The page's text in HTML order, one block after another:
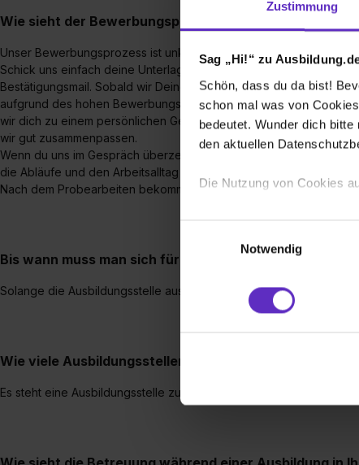
Zustimmung
Sag „Hi!“ zu
Schön, dass du da bist!
schon mal was von
bedeutet. Wunder dich
den aktuellen
Die Nutzung von Cookies
Wir verwenden Cookies
Webseite getroffenen
(„Statistiken“), um
und Analysen
Partner führen diese
zu. . In diesem Fall sowie
einverstanden, dass dir
Einwilligung zur
Notwendig
Wie sieht der Bewerbungsprozess für eine
Unser Bewerbungsprozess ist unkompliziert.
Schick uns einfach deine Unterlagen. Nach Eingang deiner
Bestätigungsmail. Sobald wir Deine Bewerbung geprüft haben,
aufgrund des hohen Bewerbungsaufkommens etwas Zeit in
wir dich zu einem persönlichen Gespräch ein. Dabei möchten wir
wir gut zusammenpassen.
Wenn du uns im Gespräch überzeugst, laden wir dich zu einem
die Abläufe und den Arbeitsalltag kennenlernen – und wir sehen,
Nach dem Probearbeiten bekommst du zeitnah Rückmeldung von
Bis wann muss man sich für einen Ausbildungsplatz
Solange die Ausbildungsstelle ausgeschrieben ist, freuen wir uns
Wie viele Ausbildungsstellen werden besetzt?
Es steht eine Ausbildungsstelle zur Verfügung.